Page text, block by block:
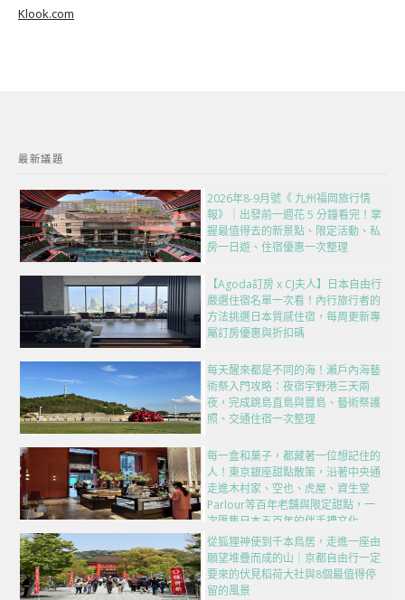
Klook.com
最新議題
2026年8-9月號《 九州福岡旅行情
報》｜出發前一週花 5 分鐘看完！掌
握最值得去的新景點、限定活動、私
房一日遊、住宿優惠一次整理
【Agoda訂房 x CJ夫人】日本自由行
嚴選住宿名單一次看！內行旅行者的
方法挑選日本質感住宿，每周更新專
屬訂房優惠與折扣碼
每天醒來都是不同的海！瀨戶內海藝
術祭入門攻略：夜宿宇野港三天兩
夜，完成跳島直島與豐島、藝術祭護
照、交通住宿一次整理
每一盒和菓子，都藏著一位想記住的
人！東京銀座甜點散策，沿著中央通
走進木村家、空也、虎屋、資生堂
Parlour等百年老舖與限定甜點，一
次匯集日本五百年的伴手禮文化
從狐狸神使到千本鳥居，走進一座由
願望堆疊而成的山｜京都自由行一定
要來的伏見稻荷大社與8個最值得停
留的風景